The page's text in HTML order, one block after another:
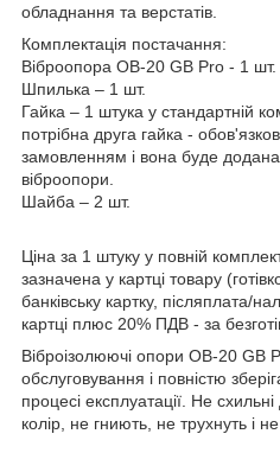
обладнання та верстатів.
Комплектація постачання:
Віброопора ОВ-20 GB Pro - 1 шт.
Шпилька – 1 шт.
Гайка – 1 штука у стандартній
потрібна друга гайка -
замовленням і вона буде
віброопори.
Шайба – 2 шт.
Ціна за 1 штуку у повній
зазначена у картці товару
банківську картку, післяплата/
картці плюс 20% ПДВ - за
Віброізолюючі опори ОВ-20 GB
обслуговування і повністю
процесі експлуатації. Не
колір, не гниють, не трухнуть і